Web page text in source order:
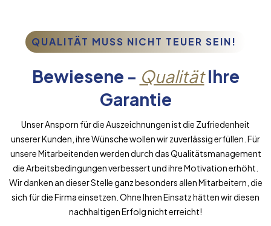
QUALITÄT MUSS NICHT TEUER SEIN!
Bewiesene - QualitätIhre
Garantie
Unser Ansporn für die Auszeichnungen ist die Zufriedenheit
unserer Kunden, ihre Wünsche wollen wir zuverlässig erfüllen. Für
unsere Mitarbeitenden werden durch das Qualitätsmanagement
die Arbeitsbedingungen verbessert und ihre Motivation erhöht.
Wir danken an dieser Stelle ganz besonders allen Mitarbeitern, die
sich für die Firma einsetzen. Ohne Ihren Einsatz hätten wir diesen
nachhaltigen Erfolg nicht erreicht!